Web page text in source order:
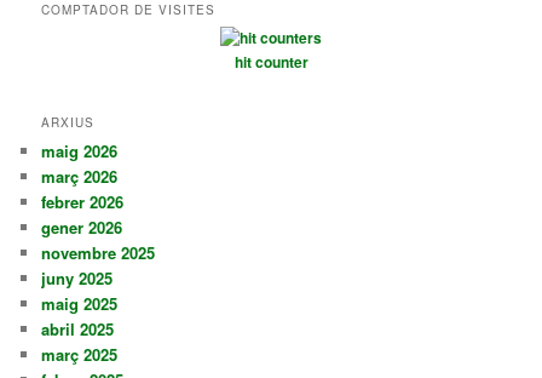
COMPTADOR DE VISITES
hit counter
ARXIUS
maig 2026
març 2026
febrer 2026
gener 2026
novembre 2025
juny 2025
maig 2025
abril 2025
març 2025